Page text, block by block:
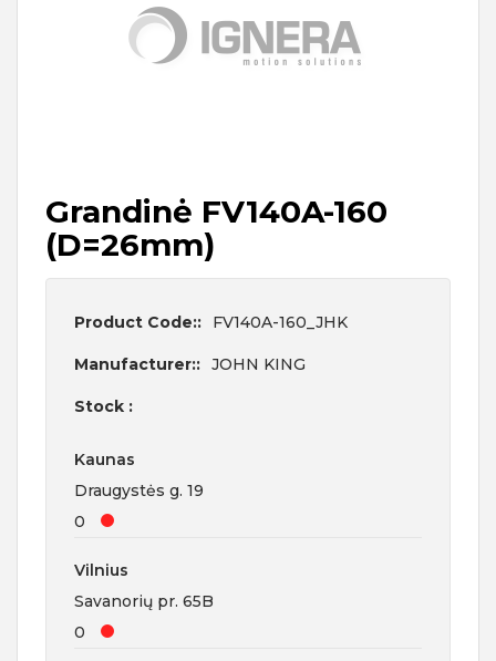
Grandinė FV140A-160
(D=26mm)
Product Code:: FV140A-160_JHK
Manufacturer:: JOHN KING
Stock :
Kaunas
Draugystės g. 19
0
Vilnius
Savanorių pr. 65B
0